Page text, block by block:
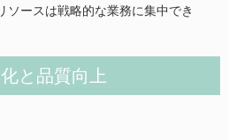
ソースは戦略的な業務に集中でき
と品質向上